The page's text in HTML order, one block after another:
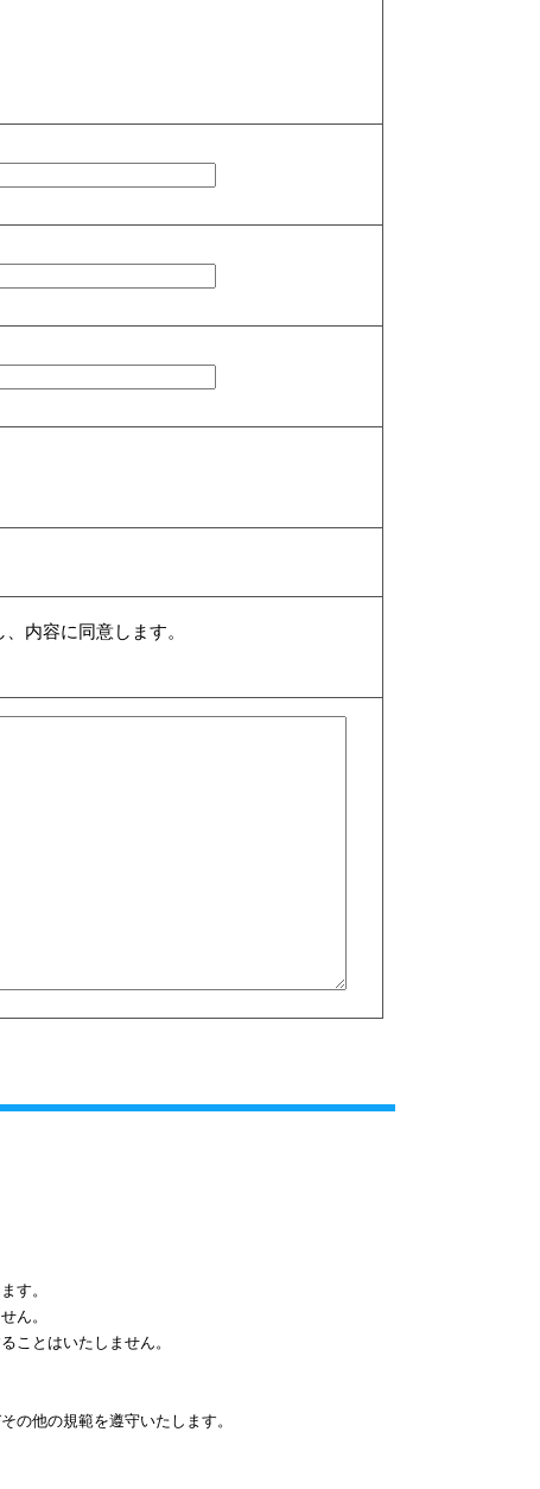
内容に同意します。
す。
ん。
ことはいたしません。
の他の規範を遵守いたします。